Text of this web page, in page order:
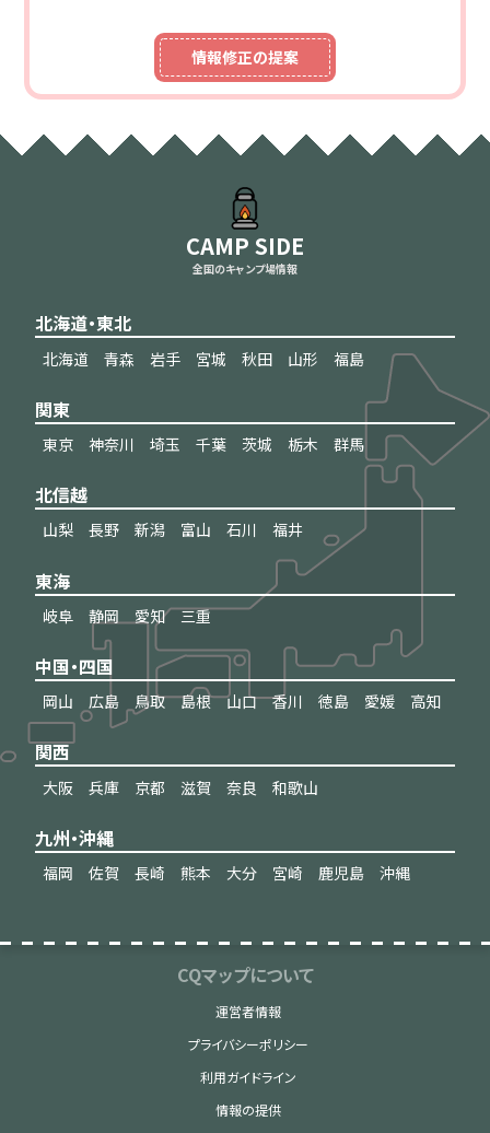
情報修正の提案
CAMP SIDE
全国のキャンプ場情報
北海道・東北
北海道 青森 岩手 宮城 秋田 山形 福島
関東
東京 神奈川 埼玉 千葉 茨城 栃木 群馬
北信越
山梨 長野 新潟 富山 石川 福井
東海
岐阜 静岡 愛知 三重
中国・四国
岡山 広島 鳥取 島根 山口 香川 徳島 愛媛 高知
関西
大阪 兵庫 京都 滋賀 奈良 和歌山
九州・沖縄
福岡 佐賀 長崎 熊本 大分 宮崎 鹿児島 沖縄
CQマップについて
運営者情報
プライバシーポリシー
利用ガイドライン
情報の提供